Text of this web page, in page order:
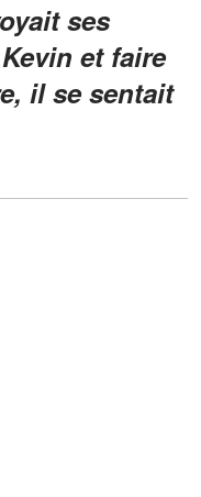
et faire
il se sentait